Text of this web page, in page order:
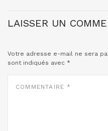
LAISSER UN
Votre adresse e-mail ne sera
sont indiqués avec *